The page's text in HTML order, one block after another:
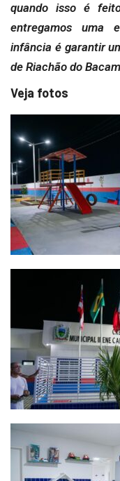
quando isso é
entregamos uma
infância é garantir
de Riachão do
Veja fotos